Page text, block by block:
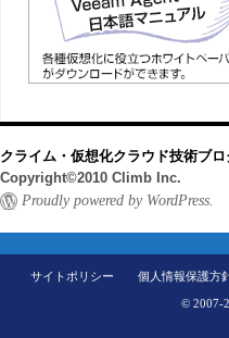
クライム・仮想化クラウド技術ブロ
Copyright©2010 Climb Inc.
Proudly powered by WordPress.
サイトポリシー 個人情報保護方
© 2007-